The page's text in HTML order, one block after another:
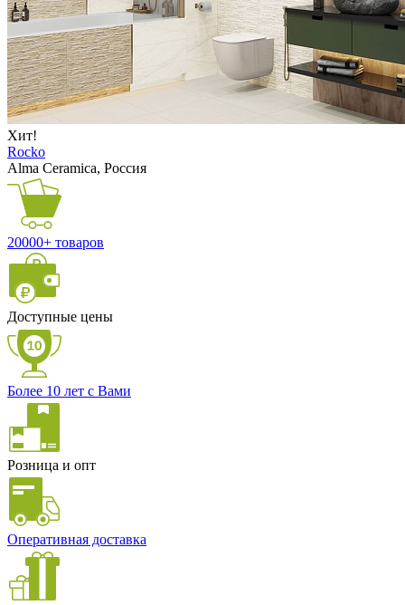
Хит!
Rocko
Alma Ceramica, Россия
20000+ товаров
Доступные цены
Более 10 лет с Вами
Розница и опт
Оперативная доставка